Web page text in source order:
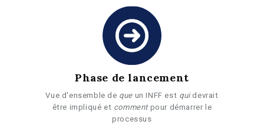
Phase de lancement
Vue d'ensemble de que un INFF est quidevrait
être impliqué et commentpour démarrer le
processus